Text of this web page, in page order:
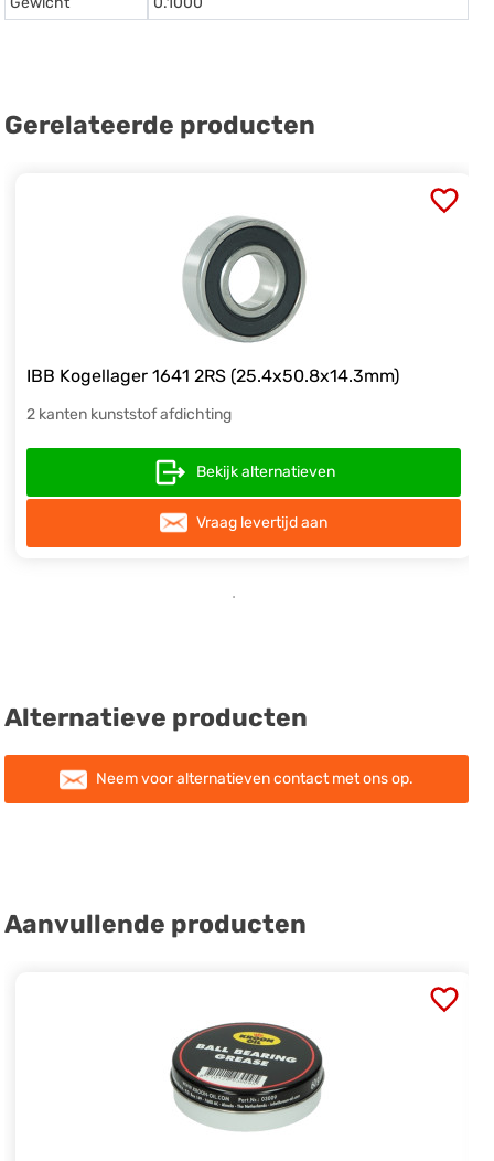
Gerelateerde producten
IBB Kogellager 1641 2RS (25.4x50.8x14.3mm)
2 kanten kunststof afdichting
Bekijk alternatieven
Vraag levertijd aan
Alternatieve producten
Neem voor alternatieven contact met ons op.
Aanvullende producten